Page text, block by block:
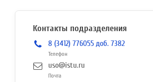
Контакты подразделения
8 (3412) 776055 доб. 7382
Телефон
uso@istu.ru
Почта